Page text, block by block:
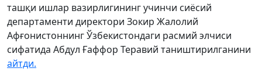
ташқи ишлар вазирлигининг учинчи сиёсий
департаменти директори Зокир Жалолий
Афғонистоннинг Ўзбекистондаги расмий элчиси
сифатида Абдул Ғаффор Теравий таништирилганини
айтди.